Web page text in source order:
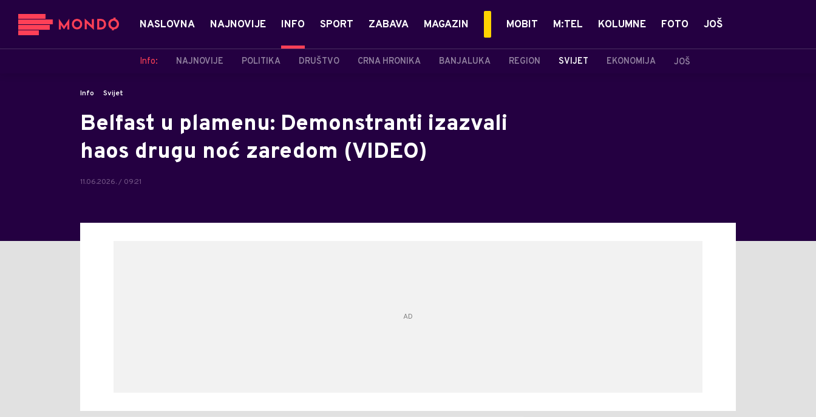
NASLOVNA NAJNOVIJE INFO
Info: NAJNOVIJE POLITIKA DRUŠTVO CRNA HRONIKA BANJALUKA REGION SVIJET EKONOMIJA JOŠ
SPORT ZABAVA MAGAZIN MOBIT M:TEL KOLUMNE FOTO JOŠ
Info Svijet
Belfast u plamenu: Demonstranti izazvali
haos drugu noć zaredom (VIDEO)
11.06.2026. / 09:21